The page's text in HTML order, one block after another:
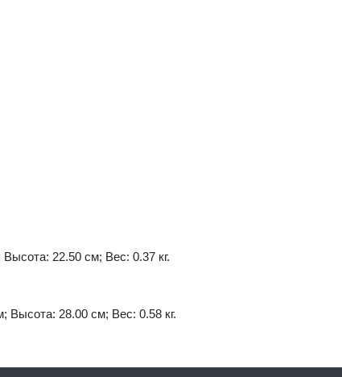
22.50 см; Вес: 0.37 кг.
28.00 см; Вес: 0.58 кг.